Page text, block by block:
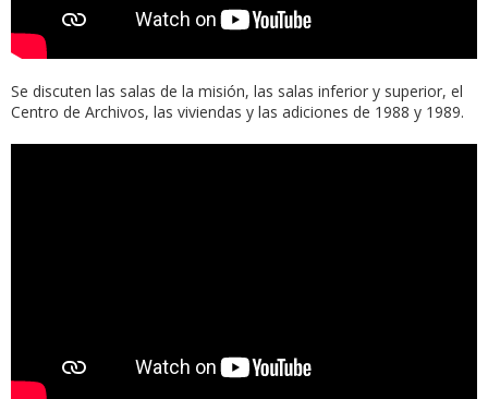
Se discuten las salas de la misión, las salas inferior y superior, el
Centro de Archivos, las viviendas y las adiciones de 1988 y 1989.